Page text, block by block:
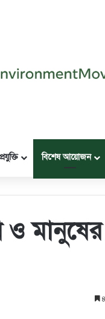
প্রযুক্তি বিশেষ আয়োজন
ও মানুষের